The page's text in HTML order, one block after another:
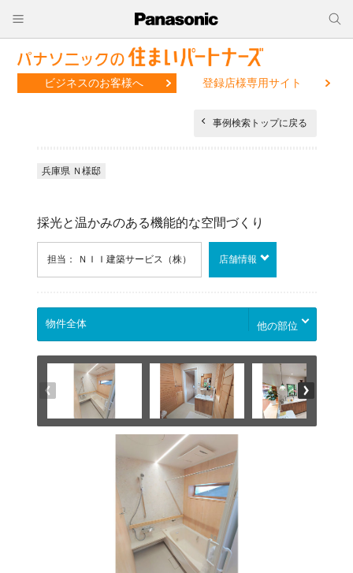
ビジネスのお客様へ 登録店様専用サイト
事例検索トップに戻る
兵庫県 Ｎ様邸
採光と温かみのある機能的な空間づくり
担当： ＮＩＩ建築サービス（株） 店舗情報
他の部位